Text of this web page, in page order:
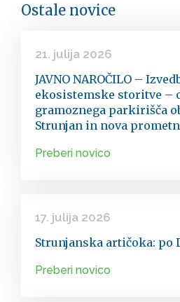
Ostale novice
21. julija 2026
JAVNO NAROČILO –
ekosistemske storitve –
gramoznega parkirišča
Strunjan in nova
Preberi novico
17. julija 2026
Strunjanska artičoka: po
Preberi novico